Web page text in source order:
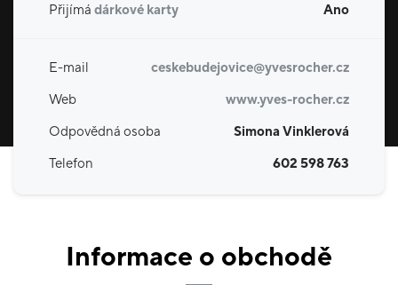
Přijímá dárkové karty Ano
E-mail
ceskebudejovice@yvesrocher.cz
Web
www.yves-rocher.cz
Odpovědná osoba
Simona Vinklerová
Telefon
602 598 763
Informace o obchodě